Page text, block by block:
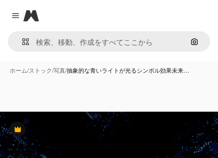
Close menu
Magnific
画像で
ホーム/ストック/写真/抽象的な青いライトが光るシンボル効果未来…
Premium